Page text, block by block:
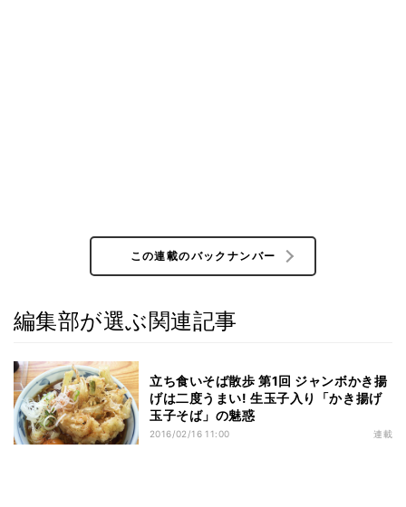
この連載のバックナンバー
編集部が選ぶ関連記事
立ち食いそば散歩 第1回 ジャンボかき揚
げは二度うまい! 生玉子入り「かき揚げ
玉子そば」の魅惑
2016/02/16 11:00 連載